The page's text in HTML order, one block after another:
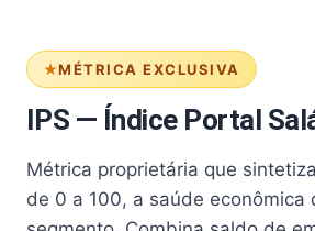
MÉTRICA EXCLUSIVA
IPS — Índice Portal
Métrica proprietária que
de 0 a 100, a saúde econômica